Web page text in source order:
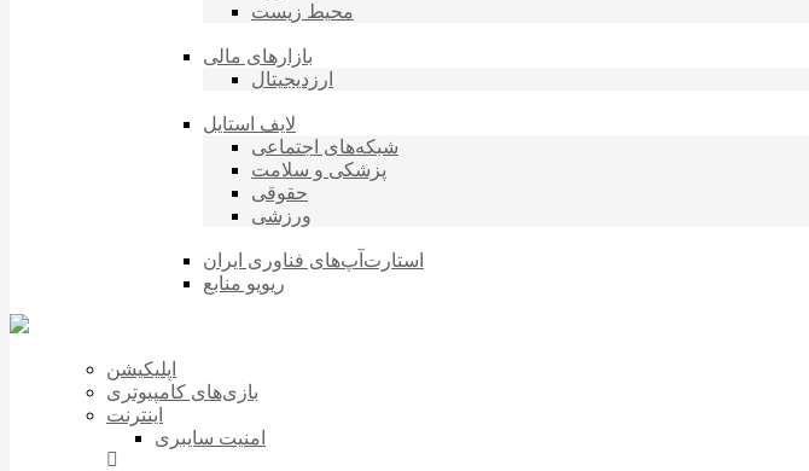
محیط زیست
بازارهای مالی
ارزدیجیتال
لایف استایل
شبکه‌های اجتماعی
پزشکی و سلامت
حقوقی
ورزشی
استارت‌آپ‌های فناوری ایران
ریویو منابع
اپلیکیشن
بازی‌های کامپیوتری
اینترنت
امنیت سایبری